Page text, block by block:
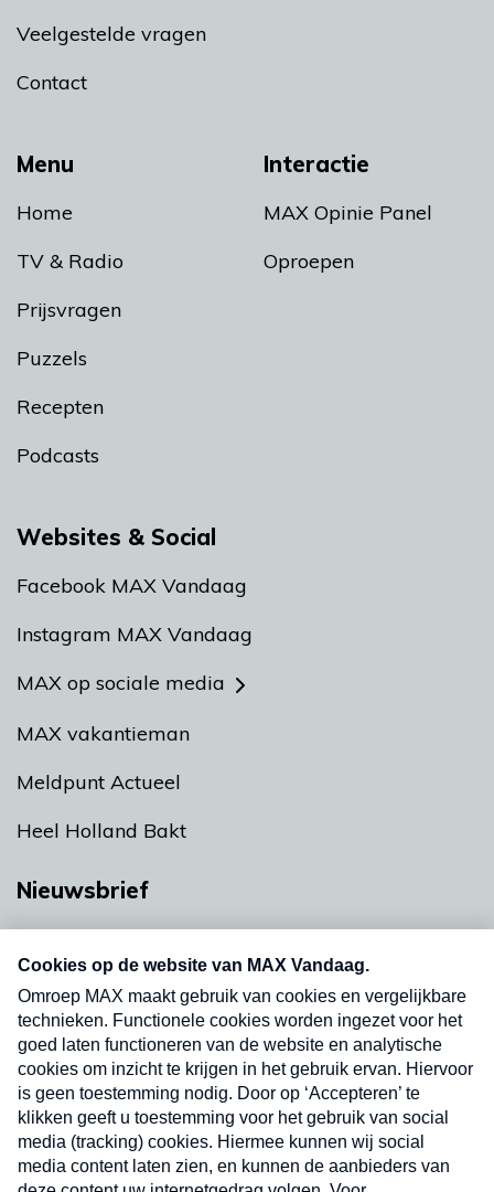
Menu
Home
TV & Radio
Prijsvragen
Puzzels
Recepten
Podcasts
Interactie
MAX Opinie Panel
Oproepen
Veelgestelde vragen
Contact
Websites & Social
Facebook MAX Vandaag
Instagram MAX Vandaag
MAX op sociale media
MAX vakantieman
Meldpunt Actueel
Heel Holland Bakt
Nieuwsbrief
nieuwsbrief. Elke vrijdag- en dinsdagochtend in
uw mailbox.
Verzend